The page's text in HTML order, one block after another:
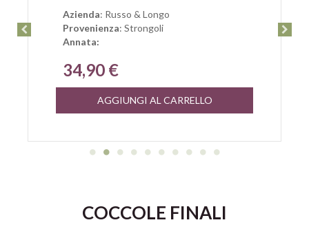
Azienda: Russo & Longo
Provenienza: Strongoli
Annata:
34,90 €
AGGIUNGI AL CARRELLO
COCCOLE FINALI